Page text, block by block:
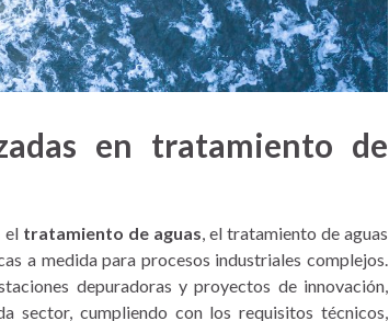
en tratamiento de
el tratamiento de aguas, el tratamiento de aguas
a medida para procesos industriales complejos.
depuradoras y proyectos de innovación,
sector, cumpliendo con los requisitos técnicos,